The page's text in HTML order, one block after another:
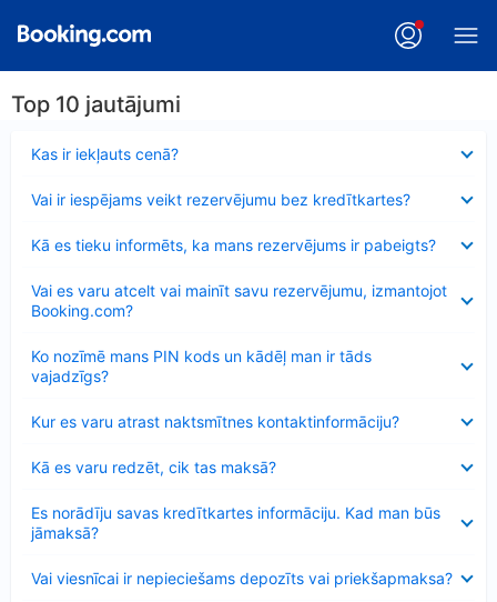
Top 10 jautājumi
Kas ir iekļauts cenā?
Vai ir iespējams veikt rezervējumu bez kredītkartes?
Kā es tieku informēts, ka mans rezervējums ir pabeigts?
Vai es varu atcelt vai mainīt savu rezervējumu, izmantojot
Booking.com?
Ko nozīmē mans PIN kods un kādēļ man ir tāds
vajadzīgs?
Kur es varu atrast naktsmītnes kontaktinformāciju?
Kā es varu redzēt, cik tas maksā?
Es norādīju savas kredītkartes informāciju. Kad man būs
jāmaksā?
Vai viesnīcai ir nepieciešams depozīts vai priekšapmaksa?